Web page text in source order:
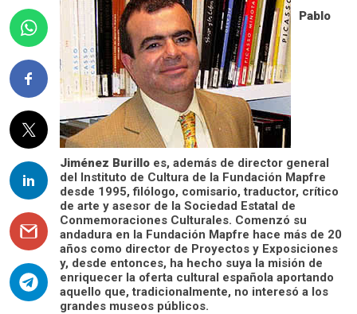
Pablo
Jiménez Burillo es, además de director general
del Instituto de Cultura de la Fundación Mapfre
desde 1995, filólogo, comisario, traductor, crítico
de arte y asesor de la Sociedad Estatal de
Conmemoraciones Culturales. Comenzó su
andadura en la Fundación Mapfre hace más de 20
años como director de Proyectos y Exposiciones
y, desde entonces, ha hecho suya la misión de
enriquecer la oferta cultural española aportando
aquello que, tradicionalmente, no interesó a los
grandes museos públicos.